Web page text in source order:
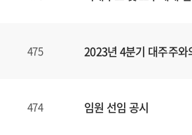
475 2023년 4분기 대주주와
474 임원 선임 공시